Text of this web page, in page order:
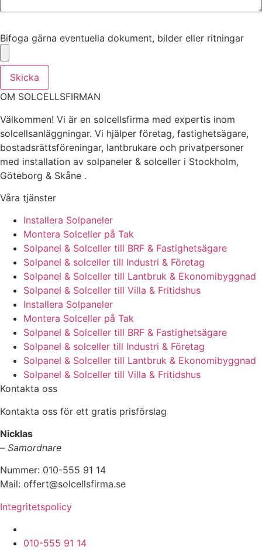
Bifoga gärna eventuella dokument, bilder eller ritningar
Skicka
OM SOLCELLSFIRMAN
Välkommen! Vi är en solcellsfirma med expertis inom
solcellsanläggningar. Vi hjälper företag, fastighetsägare,
bostadsrättsföreningar, lantbrukare och privatpersoner
med installation av solpaneler & solceller i Stockholm,
Göteborg & Skåne .
Våra tjänster
Installera Solpaneler
Montera Solceller på Tak
Solpanel & Solceller till BRF & Fastighetsägare
Solpanel & solceller till Industri & Företag
Solpanel & Solceller till Lantbruk & Ekonomibyggnad
Solpanel & Solceller till Villa & Fritidshus
Installera Solpaneler
Montera Solceller på Tak
Solpanel & Solceller till BRF & Fastighetsägare
Solpanel & solceller till Industri & Företag
Solpanel & Solceller till Lantbruk & Ekonomibyggnad
Solpanel & Solceller till Villa & Fritidshus
Kontakta oss
Kontakta oss för ett gratis prisförslag
Nicklas
– Samordnare
Nummer: 010-555 91 14
Mail: offert@solcellsfirma.se
Integritetspolicy
010-555 91 14